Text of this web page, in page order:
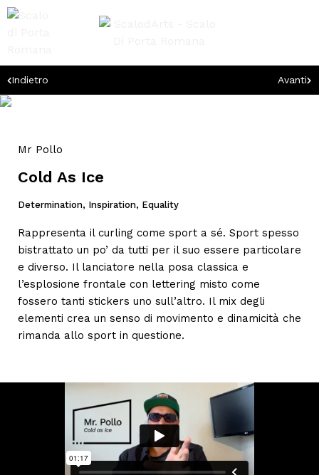
Indietro Avanti
Mr Pollo
Cold As Ice
Determination, Inspiration, Equality
Rappresenta il curling come sport a sé. Sport spesso
bistrattato un po’ da tutti per il suo essere particolare
e diverso. Il lanciatore nella posa classica e
l’esplosione frontale con lettering misto come
fossero tanti stickers uno sull’altro. Il mix degli
elementi crea un senso di movimento e dinamicità che
rimanda allo sport in questione.